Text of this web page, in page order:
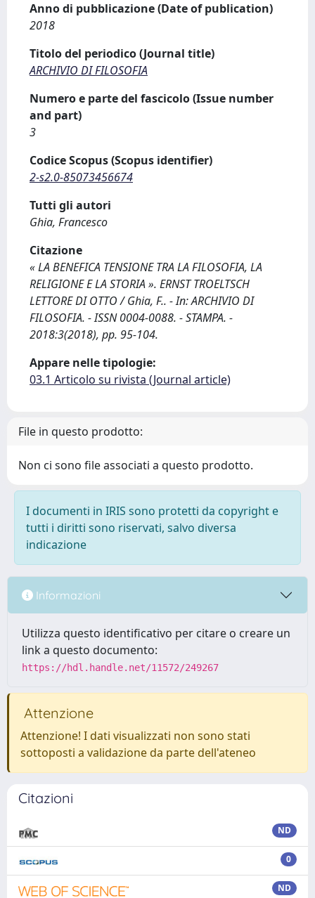
Anno di pubblicazione (Date of publication)
2018
Titolo del periodico (Journal title)
ARCHIVIO DI FILOSOFIA
Numero e parte del fascicolo (Issue number
and part)
3
Codice Scopus (Scopus identifier)
2-s2.0-85073456674
Tutti gli autori
Ghia, Francesco
Citazione
« LA BENEFICA TENSIONE TRA LA FILOSOFIA, LA
RELIGIONE E LA STORIA ». ERNST TROELTSCH
LETTORE DI OTTO / Ghia, F.. - In: ARCHIVIO DI
FILOSOFIA. - ISSN 0004-0088. - STAMPA. -
2018:3(2018), pp. 95-104.
Appare nelle tipologie:
03.1 Articolo su rivista (Journal article)
File in questo prodotto:
Non ci sono file associati a questo prodotto.
I documenti in IRIS sono protetti da copyright e
tutti i diritti sono riservati, salvo diversa
indicazione
Informazioni
Utilizza questo identificativo per citare o creare un
link a questo documento:
https://hdl.handle.net/11572/249267
Attenzione
Attenzione! I dati visualizzati non sono stati
sottoposti a validazione da parte dell'ateneo
Citazioni
ND
0
ND